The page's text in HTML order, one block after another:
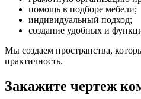
помощь в подборе мебели;
индивидуальный подход;
создание удобных и
Мы создаем пространства,
практичность.
Закажите чертеж